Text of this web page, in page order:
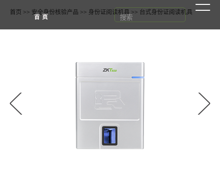
首页 >> 安全身份核验产品 >> 身份证阅读机具 >> 台式身份证阅读机具